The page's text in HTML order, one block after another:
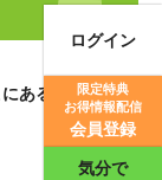
ログイン
限定特典
お得情報配信
会員登録
気分で
にあるのは、“中